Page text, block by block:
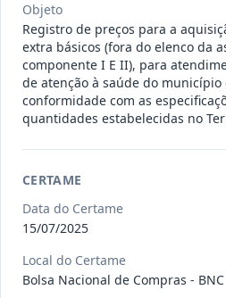
Eletrônico
Situação: Publicada Data:15/07/
009/2026
Credenciamento
jurídica
Situação: Publicada
011/2026
Objeto
Registro de preços para a
extra básicos (fora do elenco da
componente I E II), para
de atenção à saúde do município
conformidade com as
quantidades estabelecidas no
CERTAME
Data do Certame
15/07/2025
Local do Certame
Bolsa Nacional de Compras - BNC